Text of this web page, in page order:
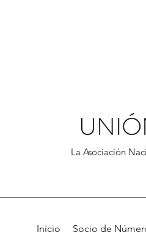
La Asociación
Inicio Socio de